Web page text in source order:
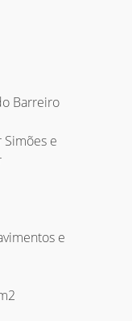
Barreiro
e
e